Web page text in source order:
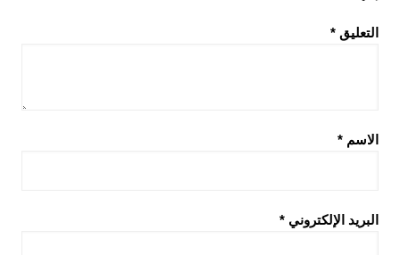
التعليق *
الاسم *
البريد الإلكتروني *